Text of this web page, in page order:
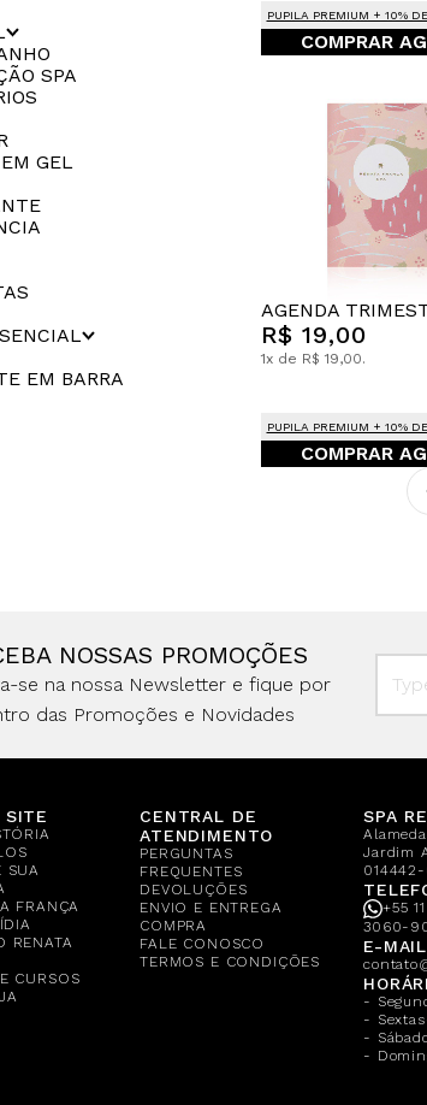
SPA
GEL
EM BARRA
PUPILA PREMIUM + 10%
COMPRAR
AGENDA
R$ 19,00
1x de R$ 19,00.
PUPILA PREMIUM + 10%
COMPRAR
NOSSAS PROMOÇÕES
se na nossa Newsletter e fique por
das Promoções e Novidades
SITE
SUA
FRANÇA
RENATA
CURSOS
CENTRAL DE
ATENDIMENTO
PERGUNTAS
FREQUENTES
DEVOLUÇÕES
ENVIO E ENTREGA
COMPRA
FALE CONOSCO
TERMOS E CONDIÇÕES
SPA
Jardim
+55
3060-
E-MAIL
-
-
-
-